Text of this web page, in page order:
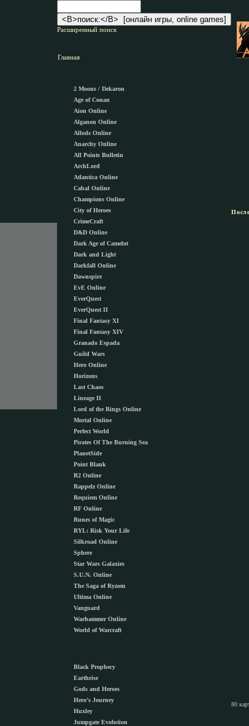
Расширенный поиск
Главная
2 Moons / Dekaron
Age of Conan
Aion Online
Alganon Оnline
Allods Online
Anarchy Online
All Points Bulletin
ArchLord
Atlantica Online
Cabal Online
Champions Online
City of Heroes
CrimeCraft
D&D Online
Dark Age of Camelot
Dark and Light
Darkfall Online
Dawnspire
EvE Online
EverQuest
EverQuest II
Final Fantasy XI
Final Fantasy XIV
Granado Espada
Guild Wars
Hero Online
Horizons
Last Chaos
Lineage II
Lord of the Rings Online
Mortal Online
Perfect World
Pirates Of The Burning Sea
PlanetSide
Point Blank
R2 Online
Rappelz Online
Requiem Online
RF Online
Runes of Magic
RYL: Risk Your Life
Silkroad Online
Sphere
Star Wars Galaxies
S.U.N. Online
The Saga of Ryzom
Ultima Online
Vanguard
Warhammer Online
World of Warcraft
Black Prophecy
Earthrise
Gods and Heroes
Hero’s Journey
Huxley
Jumpgate Evolution
80